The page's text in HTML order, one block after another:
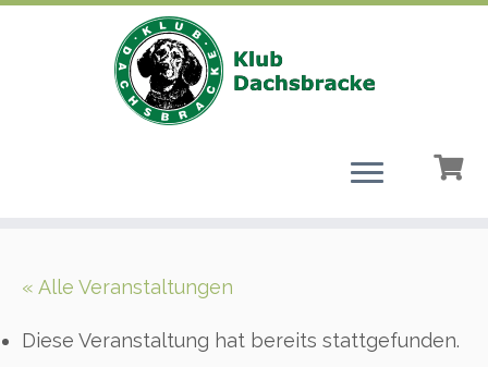
« Alle Veranstaltungen
Diese Veranstaltung hat bereits stattgefunden.